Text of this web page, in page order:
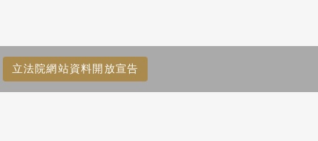
立法院網站資料開放宣告